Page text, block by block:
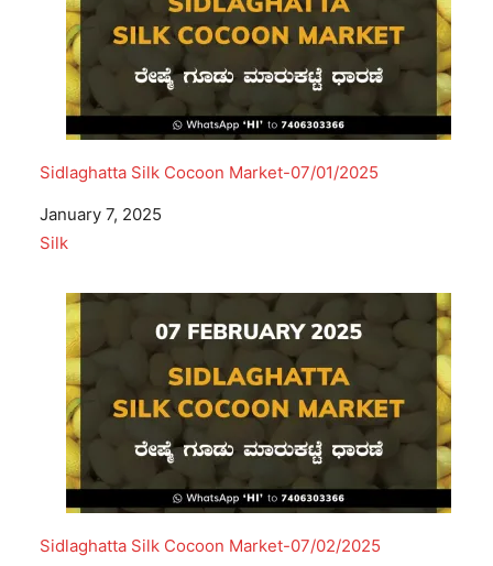
Sidlaghatta Silk Cocoon Market-07/01/2025
Date
January 7, 2025
In relation to
Silk
Sidlaghatta Silk Cocoon Market-07/02/2025